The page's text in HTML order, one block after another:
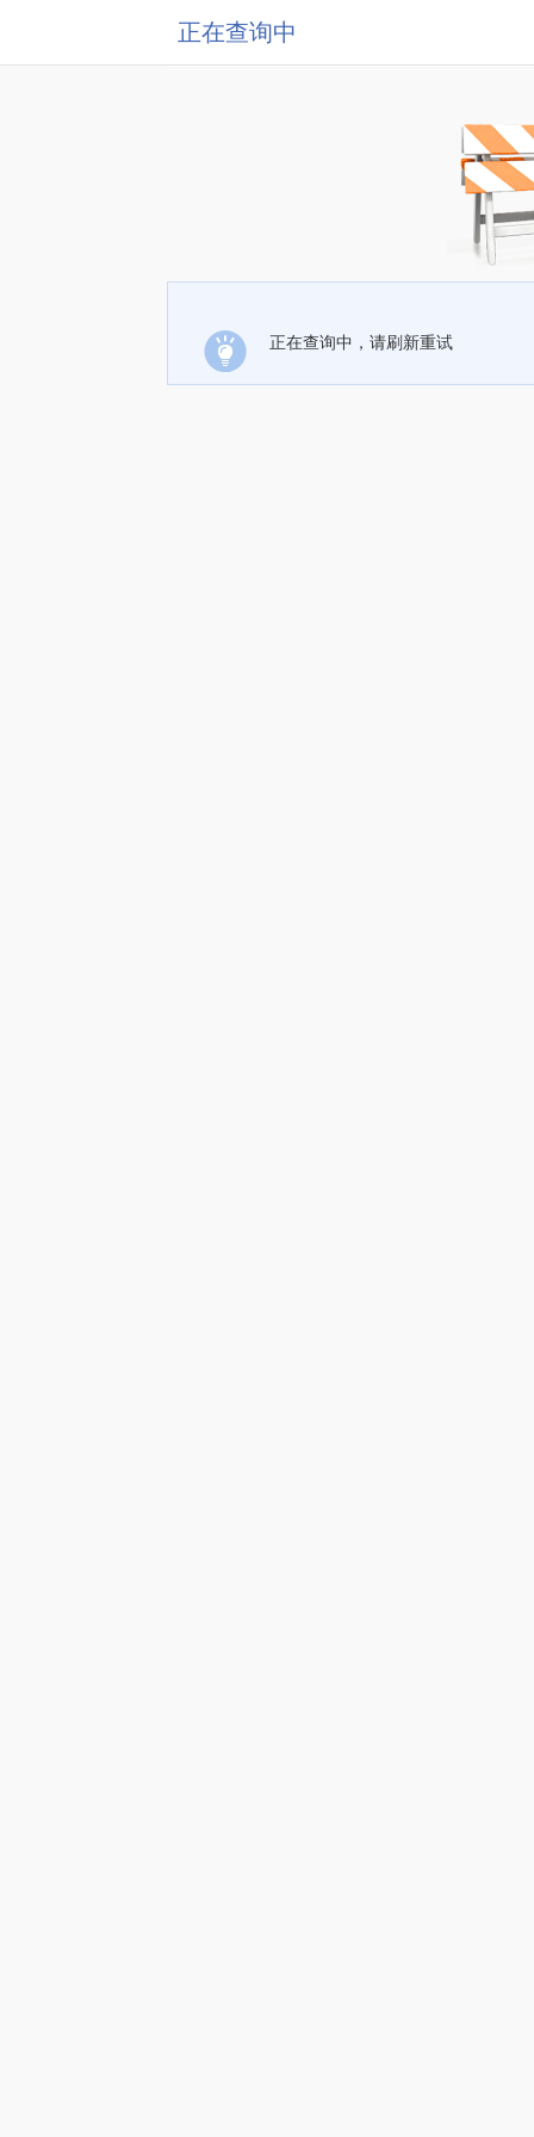
正在查询中
正在查询中，请刷新重试